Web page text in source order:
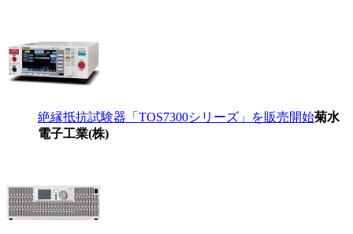
絶縁抵抗試験器「TOS7300シリーズ」を販売開始菊水
電子工業(株)